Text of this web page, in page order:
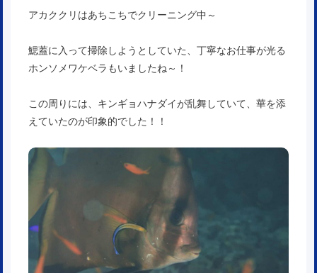
アカククリはあちこちでクリーニング中～
鰓蓋に入って掃除しようとしていた、丁寧なお仕事が光る
ホンソメワケベラもいましたね～！
この周りには、キンギョハナダイが乱舞していて、華を添
えていたのが印象的でした！！